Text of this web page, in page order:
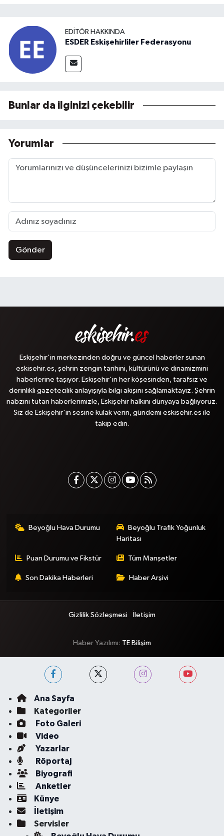
EDITÖR HAKKINDA
ESDER Eskişehirliler Federasyonu
Bunlar da ilginizi çekebilir
Yorumlar
Gönder
Eskişehir'in merkezinden doğru ve güncel haberler sunan
eskisehir.es, şehrin zengin tarihini, kültürünü ve dinamizmini
haberlerine taşıyor. Eskişehir'in her köşesinden, tarafsız ve
derinlikli gazetecilik anlayışıyla bilgi akışını sağlamaktayız. Şehrin
nabzını tutan haberlerimizle, Eskişehir halkını dünyaya bağlıyoruz.
Siz de Eskişehir'in sesine kulak verin, gündemi eskisehir.es ile
takip edin.
Beyoğlu Hava Durumu
Beyoğlu Trafik Yoğunluk
Haritası
Puan Durumu ve Fikstür Tüm Manşetler
Son Dakika Haberleri Haber Arşivi
Gizlilik Sözleşmesi İletişim
Haber Yazılımı: TE Bilişim
Ana Sayfa
Kategoriler
Foto Galeri
Video
Yazarlar
Röportaj
Biyografi
Anketler
Künye
İletişim
Servisler